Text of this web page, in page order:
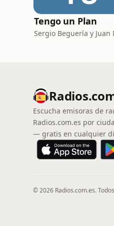
Tengo un Plan
Escucha emisoras de
Radios.com.es por
— gratis en cualquier
© 2026 Radios.com.es.